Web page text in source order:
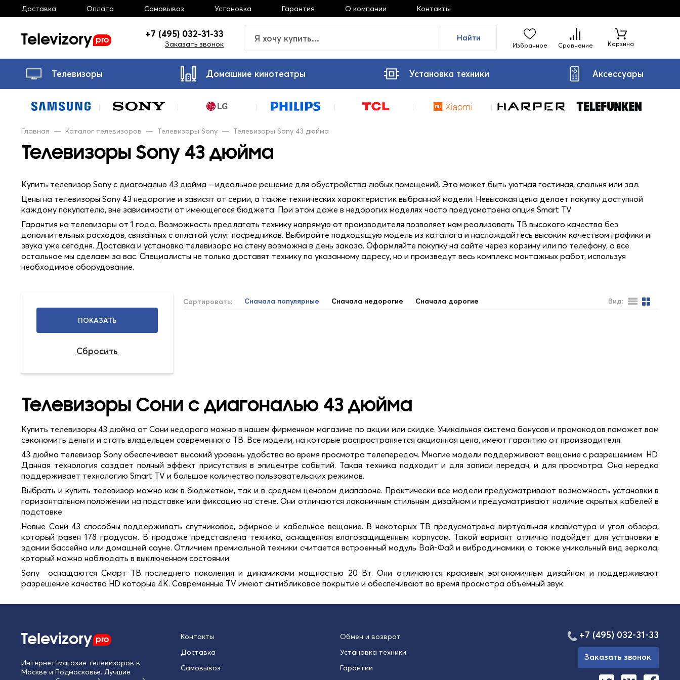
Доставка Оплата Самовывоз Установка Гарантия О компании Контакты
Televizory pro +7 (495) 032-31-33
Заказать звонок
Найти
Избранное Сравнение Корзина
Телевизоры Домашние кинотеатры Установка техники Аксессуары
Главная — Каталог телевизоров — Телевизоры Sony — Телевизоры Sony 43 дюйма
Телевизоры Sony 43 дюйма
Купить телевизор Sony с диагональю 43 дюйма – идеальное решение для обустройства любых помещений. Это может быть уютная гостиная, спальня или зал.
Цены на телевизоры Sony 43 недорогие и зависят от серии, а также технических характеристик выбранной модели. Невысокая цена делает покупку доступной
каждому покупателю, вне зависимости от имеющегося бюджета. При этом даже в недорогих моделях часто предусмотрена опция Smart TV
Гарантия на телевизоры от 1 года. Возможность предлагать технику напрямую от производителя позволяет нам реализовать ТВ высокого качества без
дополнительных расходов, связанных с оплатой услуг посредников. Выбирайте подходящую модель из каталога и наслаждайтесь высоким качеством графики и
звука уже сегодня. Доставка и установка телевизора на стену возможна в день заказа. Оформляйте покупку на сайте через корзину или по телефону, а все
остальное мы сделаем за вас. Специалисты не только доставят технику по указанному адресу, но и произведут весь комплекс монтажных работ, используя
необходимое оборудование.
Сортировать: Сначала популярные Сначала недорогие Сначала дорогие Вид:
Телевизоры Сони с диагональю 43 дюйма
Купить телевизоры 43 дюйма от Сони недорого можно в нашем фирменном магазине по акции или скидке. Уникальная система бонусов и промокодов поможет вам
сэкономить деньги и стать владельцем современного ТВ. Все модели, на которые распространяется акционная цена, имеют гарантию от производителя.
43 дюйма телевизор Sony обеспечивает высокий уровень удобства во время просмотра телепередач. Многие модели поддерживают вещание с разрешением HD.
Данная технология создает полный эффект присутствия в эпицентре событий. Такая техника подходит и для записи передач, и для просмотра. Она нередко
поддерживает технологию Smart TV и большое количество пользовательских режимов.
Выбрать и купить телевизор можно как в бюджетном, так и в среднем ценовом диапазоне. Практически все модели предусматривают возможность установки в
горизонтальном положении на подставке или фиксацию на стене. Они отличаются лаконичным стильным дизайном и предусматривают наличие скрытых кабелей в
подставке.
Новые Сони 43 способны поддерживать спутниковое, эфирное и кабельное вещание. В некоторых ТВ предусмотрена виртуальная клавиатура и угол обзора,
который равен 178 градусам. В продаже представлена техника, оснащенная влагозащищенным корпусом. Такой вариант отлично подойдет для установки в
здании бассейна или домашней сауне. Отличием премиальной техники считается встроенный модуль Вай-Фай и вибродинамики, а также уникальный вид зеркала,
который можно наблюдать в выключенном состоянии.
Sony оснащаются Смарт ТВ последнего поколения и динамиками мощностью 20 Вт. Они отличаются красивым эргономичным дизайном и поддерживают
разрешение качества HD которые 4K. Современные TV имеют антибликовое покрытие и обеспечивают во время просмотра объемный звук.
Televizory pro
Интернет-магазин телевизоров в
Москве и Подмосковье. Лучшие
Контакты
Доставка
Самовывоз
Обмен и возврат
Установка техники
Гарантии
+7 (495) 032-31-33
Заказать звонок